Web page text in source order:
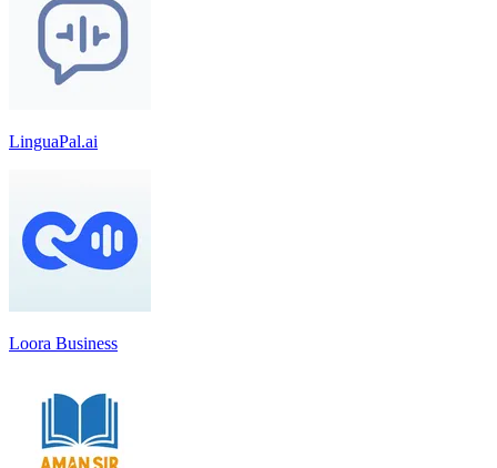
LinguaPal.ai
Loora Business